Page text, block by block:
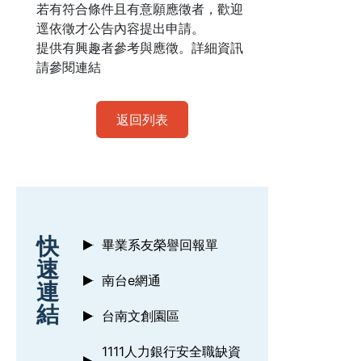
若有符合條件且有意願應徵者，歡迎
逕依徵才公告內容提出申請。
提供有興趣者參考與應徵。詳細資訊
請參閱連結
返回列表
:::
快
速
連
結
畢業系友榮譽回報單
南台e網通
台南文創園區
1111人力銀行安全職缺資